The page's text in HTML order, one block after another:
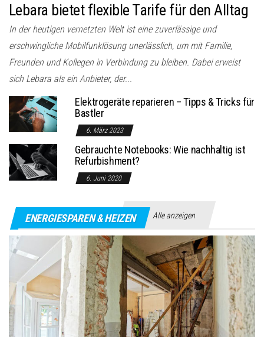
Lebara bietet flexible Tarife für den Alltag
In der heutigen vernetzten Welt ist eine zuverlässige und
erschwingliche Mobilfunklösung unerlässlich, um mit Familie,
Freunden und Kollegen in Verbindung zu bleiben. Dabei erweist
sich Lebara als ein Anbieter, der...
Elektrogeräte reparieren – Tipps & Tricks für
Bastler
6. März 2023
Gebrauchte Notebooks: Wie nachhaltig ist
Refurbishment?
6. Juni 2020
ENERGIESPAREN & HEIZEN Alle anzeigen